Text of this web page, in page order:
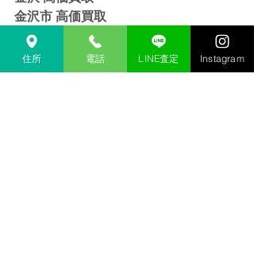
金沢市 高価買取
金沢 リサイクルショップ
金沢市 リサイクルショップ
金沢 貴金属 買取
住所 電話 LINE査定 Instagram